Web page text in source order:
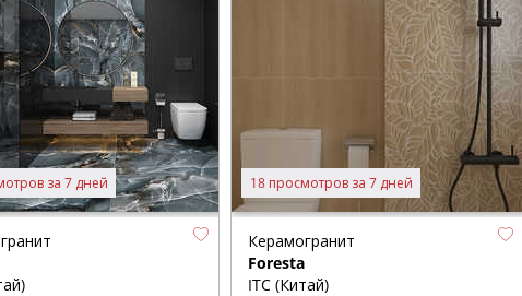
за 7 дней 18 просмотров за 7 дней
Керамогранит
Foresta
ITC (Китай)